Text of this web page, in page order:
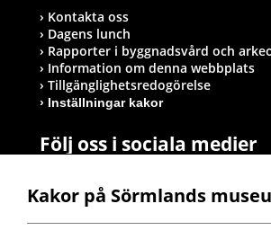
Kontakta oss
Dagens lunch
Rapporter i byggnadsvård och
Information om denna webbplats
Tillgänglighetsredogörelse
Inställningar kakor
Följ oss i sociala medier
Postadress
Kakor på Sörmlands